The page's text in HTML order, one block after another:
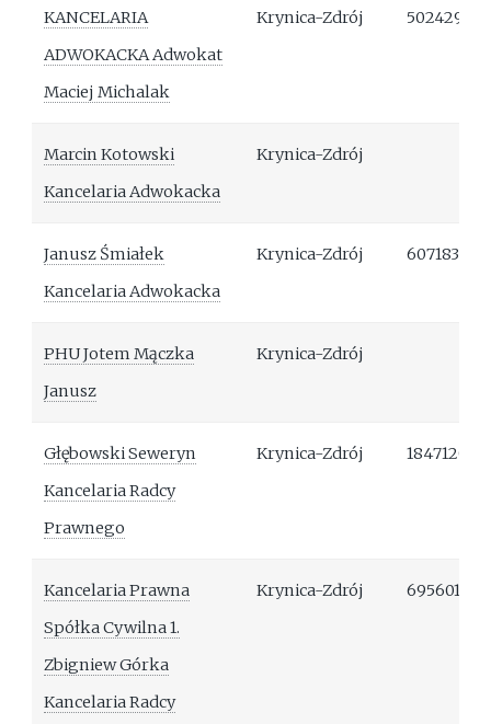
KANCELARIA
ADWOKACKA Adwokat
Maciej Michalak
Krynica-Zdrój
Marcin Kotowski
Kancelaria Adwokacka
Krynica-Zdrój
Janusz Śmiałek
Kancelaria Adwokacka
Krynica-Zdrój 607183725
PHU Jotem Mączka
Janusz
Krynica-Zdrój
Głębowski Seweryn
Kancelaria Radcy
Prawnego
Krynica-Zdrój 184712011
Kancelaria Prawna
Spółka Cywilna 1.
Zbigniew Górka
Kancelaria Radcy
Krynica-Zdrój 695601689